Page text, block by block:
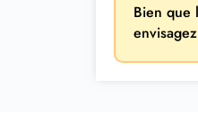
Bien que